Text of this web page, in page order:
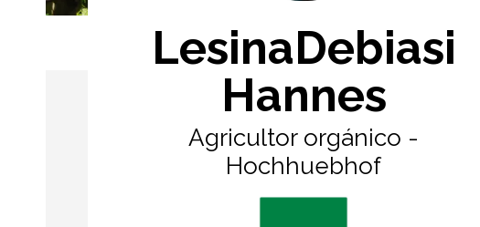
LesinaDebiasi
Hannes
Agricultor orgánico -
Hochhuebhof